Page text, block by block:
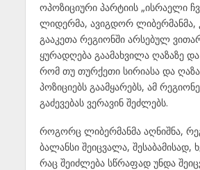
ოპოზიციური პარტიის „ისრაელი
ლიდერმა, ავიგდორ ლიბერმანმა,
გააკეთა რეგიონში არსებულ
ყურადღება გაამახვილა ღაზაზე
რომ თუ თურქეთი სირიასა და
პოზიციებს გაამყარებს, ამ
გაძევებას ვერავინ შეძლებს.
როგორც ლიბერმანმა აღნიშნა,
ბალანსი შეიცვალა,
რაც შეიძლება სწრაფად უნდა